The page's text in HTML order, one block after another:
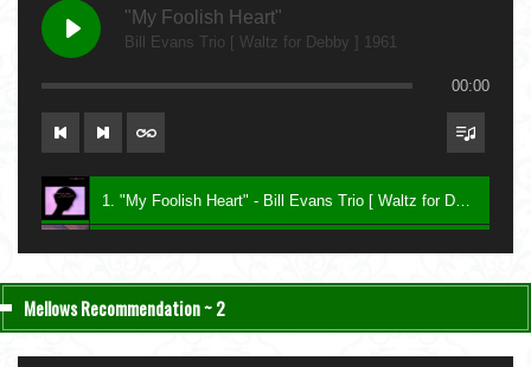
"My Foolish Heart"
Bill Evans Trio [ Waltz for Debby ] 1961
00:00
Mellows Recommendation ~ 2